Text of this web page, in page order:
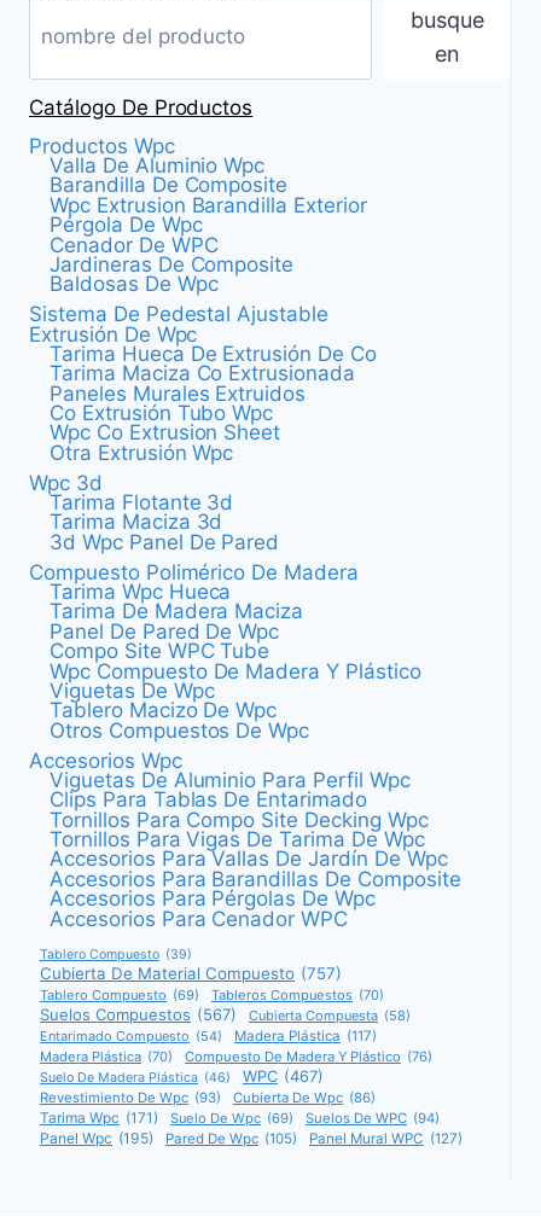
busque
en
Catálogo De Productos
Productos Wpc
Valla De Aluminio Wpc
Barandilla De Composite
Wpc Extrusion Barandilla Exterior
Pérgola De Wpc
Cenador De WPC
Jardineras De Composite
Baldosas De Wpc
Sistema De Pedestal Ajustable
Extrusión De Wpc
Tarima Hueca De Extrusión De Co
Tarima Maciza Co Extrusionada
Paneles Murales Extruidos
Co Extrusión Tubo Wpc
Wpc Co Extrusion Sheet
Otra Extrusión Wpc
Wpc 3d
Tarima Flotante 3d
Tarima Maciza 3d
3d Wpc Panel De Pared
Compuesto Polimérico De Madera
Tarima Wpc Hueca
Tarima De Madera Maciza
Panel De Pared De Wpc
Compo Site WPC Tube
Wpc Compuesto De Madera Y Plástico
Viguetas De Wpc
Tablero Macizo De Wpc
Otros Compuestos De Wpc
Accesorios Wpc
Viguetas De Aluminio Para Perfil Wpc
Clips Para Tablas De Entarimado
Tornillos Para Compo Site Decking Wpc
Tornillos Para Vigas De Tarima De Wpc
Accesorios Para Vallas De Jardín De Wpc
Accesorios Para Barandillas De Composite
Accesorios Para Pérgolas De Wpc
Accesorios Para Cenador WPC
Tablero Compuesto (39)
Cubierta De Material Compuesto (757)
Tablero Compuesto (69) Tableros Compuestos (70)
Suelos Compuestos (567) Cubierta Compuesta (58)
Entarimado Compuesto (54) Madera Plástica (117)
Madera Plástica (70) Compuesto De Madera Y Plástico (76)
Suelo De Madera Plástica (46) WPC (467)
Revestimiento De Wpc (93) Cubierta De Wpc (86)
Tarima Wpc (171) Suelo De Wpc (69) Suelos De WPC (94)
Panel Wpc (195) Pared De Wpc (105) Panel Mural WPC (127)